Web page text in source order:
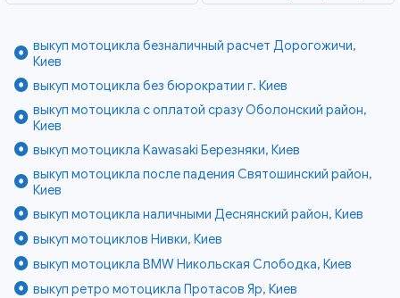
выкуп мотоцикла безналичный расчет Дорогожичи,
Киев
выкуп мотоцикла без бюрократии г. Киев
выкуп мотоцикла с оплатой сразу Оболонский район,
Киев
выкуп мотоцикла Kawasaki Березняки, Киев
выкуп мотоцикла после падения Святошинский район,
Киев
выкуп мотоцикла наличными Деснянский район, Киев
выкуп мотоциклов Нивки, Киев
выкуп мотоцикла BMW Никольская Слободка, Киев
выкуп ретро мотоцикла Протасов Яр, Киев